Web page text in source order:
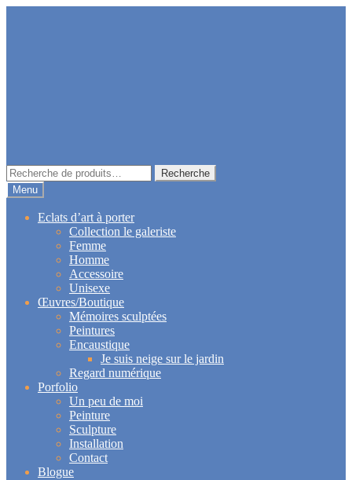
Recherche
pour :
Recherche
Menu
Eclats d’art à porter
Collection le galeriste
Femme
Homme
Accessoire
Unisexe
Œuvres/Boutique
Mémoires sculptées
Peintures
Encaustique
Je suis neige sur le jardin
Regard numérique
Porfolio
Un peu de moi
Peinture
Sculpture
Installation
Contact
Blogue